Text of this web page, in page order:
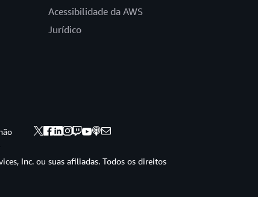
Acessibilidade da AWS
Jurídico
Inc. ou suas afiliadas. Todos os direitos